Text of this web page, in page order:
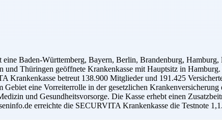
Baden-Württemberg, Bayern, Berlin, Brandenburg,
und Thüringen geöffnete Krankenkasse mit Hauptsitz in
Krankenkasse betreut 138.900 Mitglieder und 191.425
Gebiet eine Vorreiterrolle in der gesetzlichen
und Gesundheitsvorsorge. Die Kasse erhebt einen
erreichte die SECURVITA Krankenkasse die Testnote 1,1.